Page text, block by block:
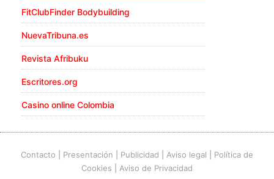
FitClubFinder Bodybuilding
NuevaTribuna.es
Revista Afribuku
Escritores.org
Casino online Colombia
Contacto Presentación Publicidad Aviso legal
Política de
Cookies
Aviso de Privacidad